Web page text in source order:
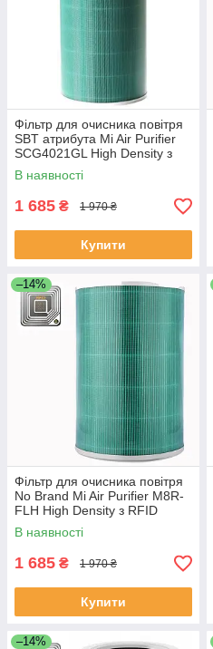
Фільтр для очисника повітря
SBT атрибута Mi Air Purifier
SCG4021GL High Density з
RFID
В наявності
1 685 ₴ 1 970 ₴
Купити
–14%
Фільтр для очисника повітря
No Brand Mi Air Purifier M8R-
FLH High Density з RFID
В наявності
1 685 ₴ 1 970 ₴
Купити
–14%